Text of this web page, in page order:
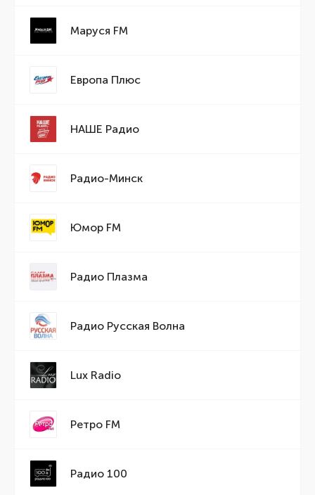
Маруся FM
Европа Плюс
НАШЕ Радио
Радио-Минск
Юмор FM
Радио Плазма
Радио Русская Волна
Lux Radio
Ретро FM
Радио 100